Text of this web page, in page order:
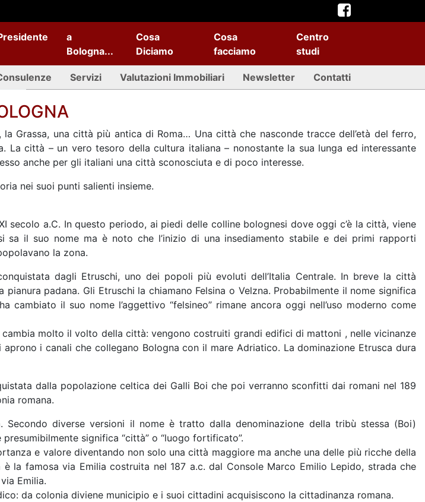
a
Bologna...
Cosa
Diciamo
Cosa
facciamo
Centro
studi
Servizi Valutazioni Immobiliari Newsletter Contatti
la Grassa, una città più antica di Roma… Una città che nasconde tracce dell’età del ferro,
La città – un vero tesoro della cultura italiana – nonostante la sua lunga ed interessante
anche per gli italiani una città sconosciuta e di poco interesse.
nei suoi punti salienti insieme.
secolo a.C. In questo periodo, ai piedi delle colline bolognesi dove oggi c’è la città, viene
sa il suo nome ma è noto che l’inizio di una insediamento stabile e dei primi rapporti
la zona.
dagli Etruschi, uno dei popoli più evoluti dell’Italia Centrale. In breve la città
padana. Gli Etruschi la chiamano Felsina o Velzna. Probabilmente il nome significa
cambiato il suo nome l’aggettivo “felsineo” rimane ancora oggi nell’uso moderno come
molto il volto della città: vengono costruiti grandi edifici di mattoni , nelle vicinanze
i canali che collegano Bologna con il mare Adriatico. La dominazione Etrusca dura
dalla popolazione celtica dei Galli Boi che poi verranno sconfitti dai romani nel 189
romana.
Secondo diverse versioni il nome è tratto dalla denominazione della tribù stessa (Boi)
significa “città” o “luogo fortificato”.
e valore diventando non solo una città maggiore ma anche una delle più ricche della
la famosa via Emilia costruita nel 187 a.c. dal Console Marco Emilio Lepido, strada che
Emilia.
da colonia diviene municipio e i suoi cittadini acquisiscono la cittadinanza romana.